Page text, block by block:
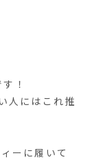
！
人にはこれ推
ーに履いて